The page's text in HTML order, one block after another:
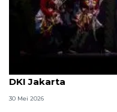
Ragam rekomendasi
DKI Jakarta
30 Mei 2026